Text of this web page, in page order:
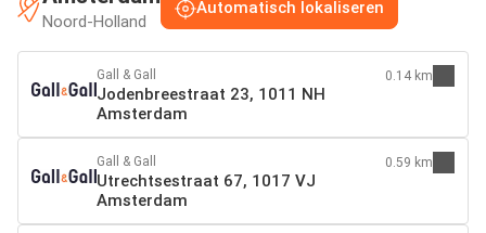
Noord-Holland
Automatisch lokaliseren
Gall & Gall
Jodenbreestraat 23, 1011 NH
Amsterdam
0.14 km
Gall & Gall
Utrechtsestraat 67, 1017 VJ
Amsterdam
0.59 km